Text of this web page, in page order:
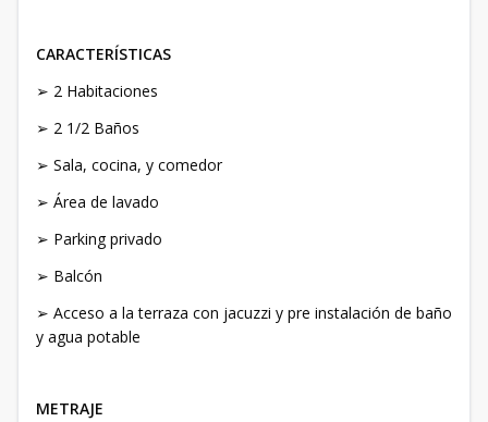
CARACTERÍSTICAS
➢ 2 Habitaciones
➢ 2 1/2 Baños
➢ Sala, cocina, y comedor
➢ Área de lavado
➢ Parking privado
➢ Balcón
➢ Acceso a la terraza con jacuzzi y pre instalación de baño
y agua potable
METRAJE